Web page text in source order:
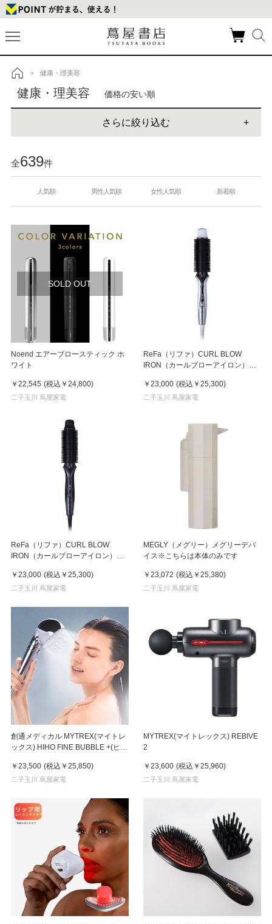
トップ
> 健康・理美容
健康・理美容 価格の安い順
さらに絞り込む
全639件
人気順 男性人気順 女性人気順 新着順
SOLD OUT
Noend エアーブロースティック ホ
ワイト
￥22,545 (税込 ￥24,800)
二子玉川 蔦屋家電
ReFa（リファ）CURL BLOW
IRON（カールブローアイロン）ホ
￥23,000 (税込 ￥25,300)
二子玉川 蔦屋家電
ReFa（リファ）CURL BLOW
IRON（カールブローアイロン）ブ
￥23,000 (税込 ￥25,300)
二子玉川 蔦屋家電
MEGLY（メグリー）メグリーデバ
イス※こちらは本体のみです
￥23,072 (税込 ￥25,380)
二子玉川 蔦屋家電
創通メディカル MYTREX(マイトレ
ックス) HIHO FINE BUBBLE +(ヒホ
ーヘッド
￥23,500 (税込 ￥25,850)
二子玉川 蔦屋家電
MYTREX(マイトレックス) REBIVE
2
￥23,600 (税込 ￥25,960)
二子玉川 蔦屋家電